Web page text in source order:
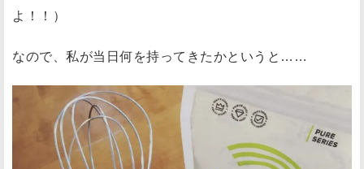
よ！！）
なので、私が当日何を持ってきたかというと……